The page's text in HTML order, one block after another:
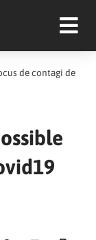
de contagi de